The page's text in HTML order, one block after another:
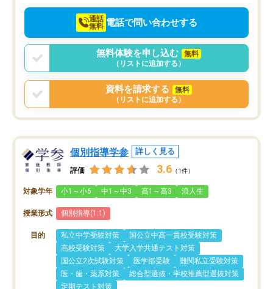
通話
無料 電話で問い合わせする
無料体験を申し込む
無料
（リストに追加する）
資料を請求する
無料
（リストに追加する）
個別指導学参 詳しく見る
評価 3.6 （1件）
対象学年 小1～小6 中1～中3 高1～高3 浪人生
授業形式 個別指導(1:1)
目的 私立中学受験対策
国公立中高一貫校受験対策
高校受験対策
大学入学共通テスト対策
国公立2次試験対策
医学部受験
難関私立受験対策
医・歯・薬系対策
総合型選抜・学校推薦型選抜対策
定期テスト対策